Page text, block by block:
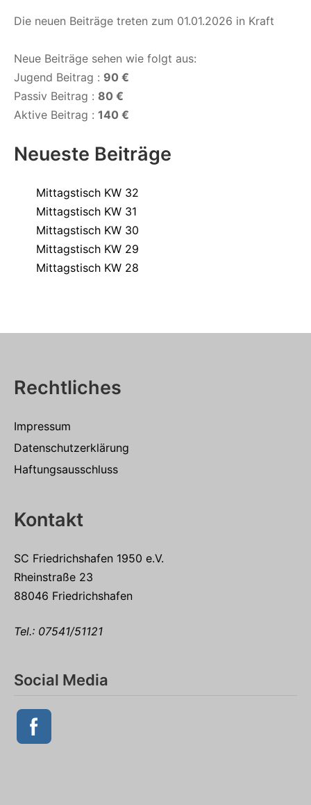
Die neuen Beiträge treten zum 01.01.2026 in Kraft
Neue Beiträge sehen wie folgt aus:
Jugend Beitrag : 90 €
Passiv Beitrag : 80 €
Aktive Beitrag : 140 €
Neueste Beiträge
Mittagstisch KW 32
Mittagstisch KW 31
Mittagstisch KW 30
Mittagstisch KW 29
Mittagstisch KW 28
Rechtliches
Impressum
Datenschutzerklärung
Haftungsausschluss
Kontakt
SC Friedrichshafen 1950 e.V.
Rheinstraße 23
88046 Friedrichshafen
Tel.: 07541/51121
Social Media